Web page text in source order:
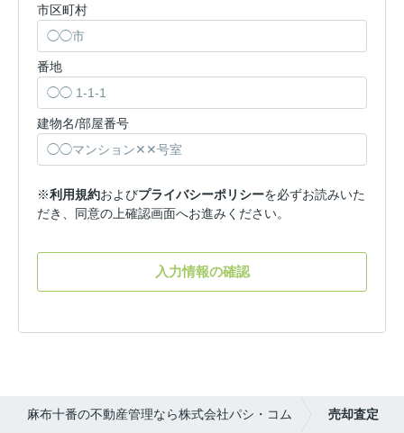
市区町村
番地
建物名/部屋番号
※利用規約およびプライバシーポリシーを必ずお読みいた
だき、同意の上確認画面へお進みください。
入力情報の確認
麻布十番の不動産管理なら株式会社パシ・コム 売却査定